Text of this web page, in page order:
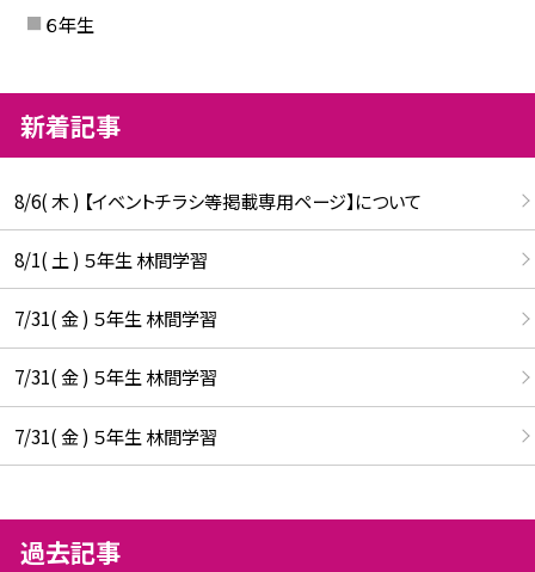
６年生
新着記事
8/6( 木 ) 【イベントチラシ等掲載専用ページ】について
8/1( 土 ) ５年生 林間学習
7/31( 金 ) ５年生 林間学習
7/31( 金 ) ５年生 林間学習
7/31( 金 ) ５年生 林間学習
過去記事